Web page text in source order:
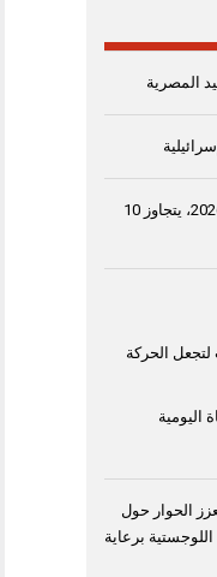
المصرية
إنتاج القمح في مصر خلال موسم 2026، يتجاوز 10
الحركة
اليومية
للاستثمار 2026” يعزز الحوار حول
برعاية